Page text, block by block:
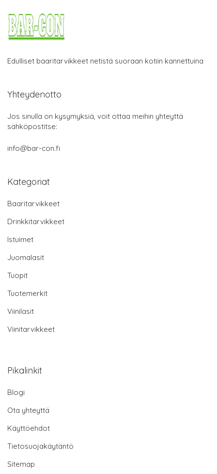
Edulliset baaritarvikkeet netistä suoraan kotiin kannettuina
Yhteydenotto
Jos sinulla on kysymyksiä, voit ottaa meihin yhteyttä
sähköpostitse:
info@bar-con.fi
Kategoriat
Baaritarvikkeet
Drinkkitarvikkeet
Istuimet
Juomalasit
Tuopit
Tuotemerkit
Viinilasit
Viinitarvikkeet
Pikalinkit
Blogi
Ota yhteyttä
Käyttöehdot
Tietosuojakäytäntö
Sitemap